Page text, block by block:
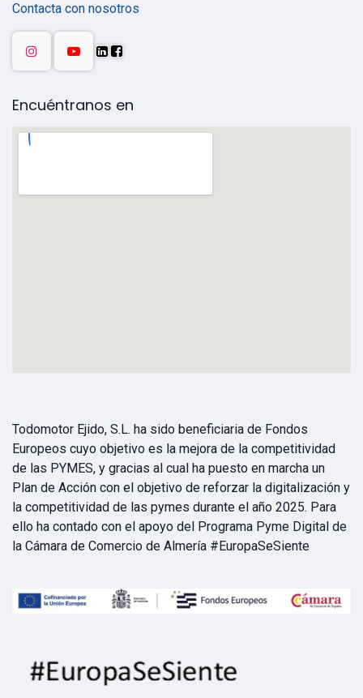
Contacta con nosotros
Encuéntranos en
Todomotor Ejido, S.L. ha sido beneficiaria de Fondos
Europeos cuyo objetivo es la mejora de la competitividad
de las PYMES, y gracias al cual ha puesto en marcha un
Plan de Acción con el objetivo de reforzar la digitalización y
la competitividad de las pymes durante el año 2025. Para
ello ha contado con el apoyo del Programa Pyme Digital de
la Cámara de Comercio de Almería #EuropaSeSiente